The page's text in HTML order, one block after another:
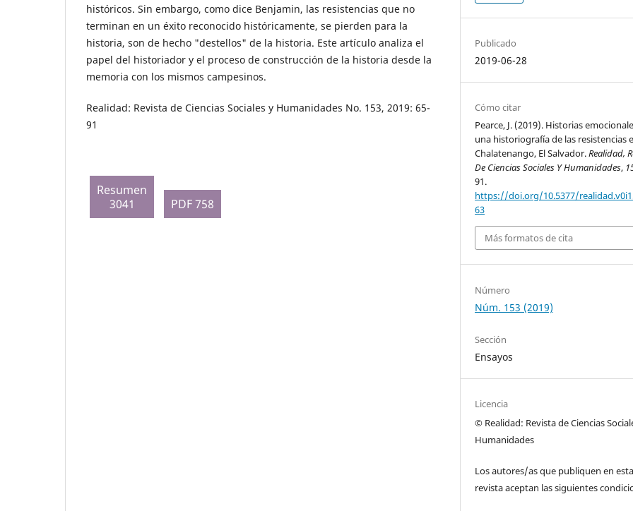
históricos. Sin embargo, como dice Benjamin, las resistencias que no
terminan en un éxito reconocido históricamente, se pierden para la
historia, son de hecho "destellos" de la historia. Este artículo analiza el
papel del historiador y el proceso de construcción de la historia desde la
memoria con los mismos campesinos.
Realidad: Revista de Ciencias Sociales y Humanidades No. 153, 2019: 65-
91
Resumen
3041
PDF 758
Publicado
2019-06-28
Cómo citar
Pearce, J. (2019). Historias
una historiografía de las resistencias
Chalatenango, El Salvador.Realidad,
De Ciencias Sociales Y Humanidades,
91.
https://doi.org/10.5377/
63
Más formatos de cita
Número
Núm. 153 (2019)
Sección
Ensayos
Licencia
© Realidad: Revista de Ciencias
Humanidades
Los autores/as que publiquen en esta
revista aceptan las siguientes